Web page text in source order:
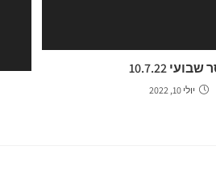
10.7.22
יולי 10, 2022